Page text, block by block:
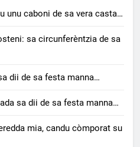
unu caboni de sa vera casta…
sa circunferèntzia de sa
dii de sa festa manna…
sa dii de sa festa manna…
mia, candu còmporat su